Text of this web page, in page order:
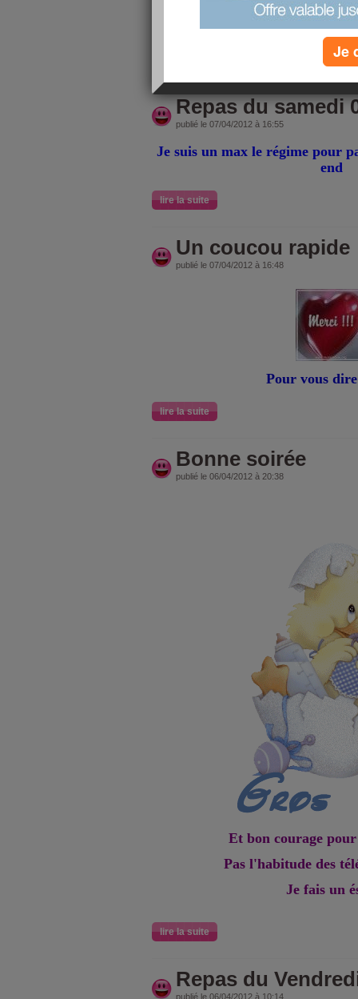
En essayant de faire
Repas du samedi
publié le 07/04/2012 à 16:55
Je suis un max le régime pour
end
lire la suite
Un coucou rapide
publié le 07/04/2012 à 16:48
Pour vous
lire la suite
Bonne soirée
publié le 06/04/2012 à 20:38
Et bon courage pour
Pas l'habitude des
Je fais un
lire la suite
Repas du
publié le 06/04/2012 à 10:14
Je